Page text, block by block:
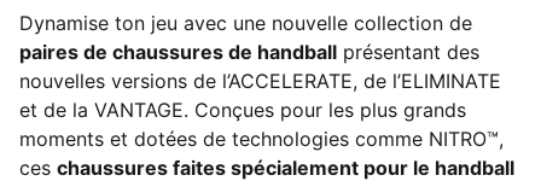
Dynamise ton jeu avec une nouvelle collection de
paires de chaussures de handball présentant des
nouvelles versions de l’ACCELERATE, de l’ELIMINATE
et de la VANTAGE. Conçues pour les plus grands
moments et dotées de technologies comme NITRO™,
ces chaussures faites spécialement pour le handball